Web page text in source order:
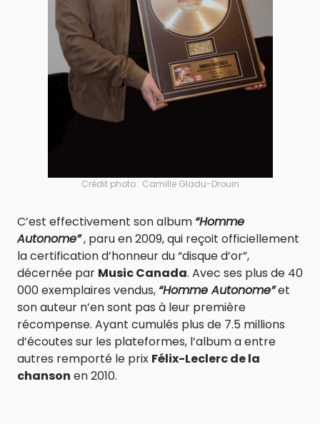
Crédit photo : Camille Gladu-Drouin
C’est effectivement son album“Homme
Autonome”, paru en 2009, qui reçoit officiellement
la certification d’honneur du “disque d’or”,
décernée par Music Canada. Avec ses plus de 40
000 exemplaires vendus,“Homme Autonome”et
son auteur n’en sont pas à leur première
récompense. Ayant cumulés plus de 7.5 millions
d’écoutes sur les plateformes, l’album a entre
autres remporté le prix Félix-Leclerc de la
chanson en 2010.